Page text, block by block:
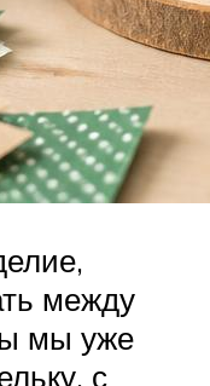
между
мы уже
с